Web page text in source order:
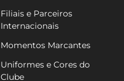
Filiais e Parceiros
Internacionais
Momentos Marcantes
Uniformes e Cores do
Clube